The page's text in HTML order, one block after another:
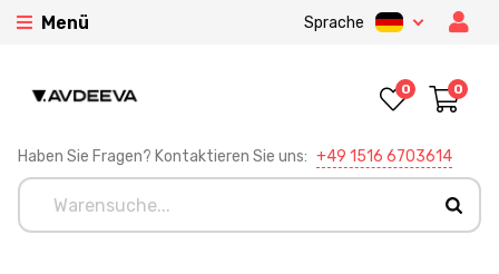
Menü Sprache
Haben Sie Fragen? Kontaktieren Sie uns: +49 1516 6703614
0 0